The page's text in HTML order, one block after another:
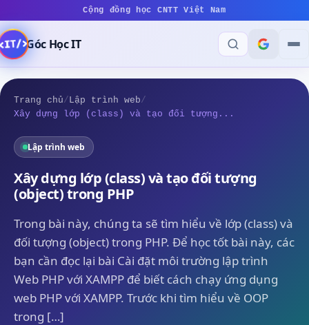
Cộng đồng học CNTT Việt Nam
Góc Học IT
Trang chủ/ Lập trình web/
Xây dựng lớp (class) và tạo đối tượng...
Lập trình web
Xây dựng lớp (class) và tạo đối tượng
(object) trong PHP
Trong bài này, chúng ta sẽ tìm hiểu về lớp (class) và
đối tượng (object) trong PHP. Để học tốt bài này, các
bạn cần đọc lại bài Cài đặt môi trường lập trình
Web PHP với XAMPP để biết cách chạy ứng dụng
web PHP với XAMPP. Trước khi tìm hiểu về OOP
trong […]